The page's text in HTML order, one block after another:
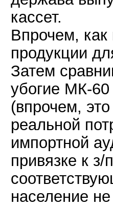
кассет.
Впрочем,
продукции
Затем
убогие МК-
(впрочем,
реальной
импортной
привязке к
население